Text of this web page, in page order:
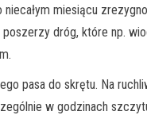
miesiącu
dróg, które np.
pasa do skrętu. Na
w godzinach